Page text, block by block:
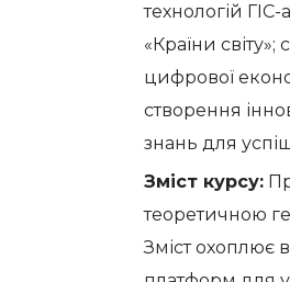
технологій
«Країни
цифрової
створення
знань для
Зміст курсу:
теоретичною
Зміст охоплює